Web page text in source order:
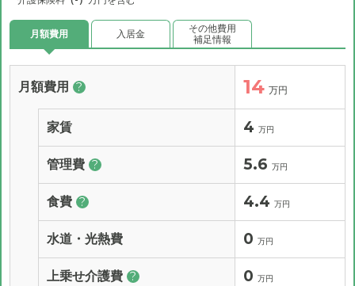
月額費用 入居金
その他費用
補足情報
月額費用 ? 14 万円
家賃 4 万円
管理費 ? 5.6 万円
食費 ? 4.4 万円
水道・光熱費 0 万円
上乗せ介護費 ? 0 万円